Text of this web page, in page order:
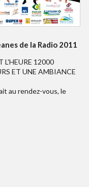
de la Radio 2011
L'HEURE 12000
ET UNE AMBIANCE
au rendez-vous, le